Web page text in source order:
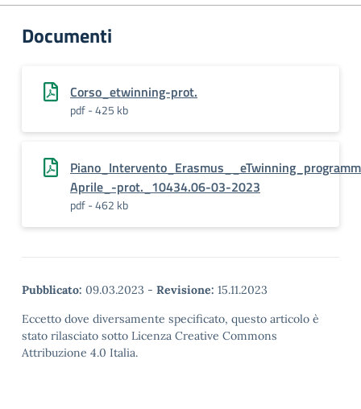
Documenti
Corso_etwinning-prot.
pdf - 425 kb
Aprile_-prot._10434.06-03-2023
pdf - 462 kb
Pubblicato: 09.03.2023 - Revisione: 15.11.2023
Eccetto dove diversamente specificato, questo articolo è
stato rilasciato sotto Licenza Creative Commons
Attribuzione 4.0 Italia.